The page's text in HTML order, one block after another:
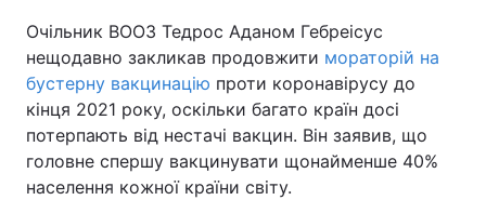
Очільник ВООЗ Тедрос Аданом Гебреісус
нещодавно закликав продовжити мораторій на
бустерну вакцинацію проти коронавірусу до
кінця 2021 року, оскільки багато країн досі
потерпають від нестачі вакцин. Він заявив, що
головне спершу вакцинувати щонайменше 40%
населення кожної країни світу.